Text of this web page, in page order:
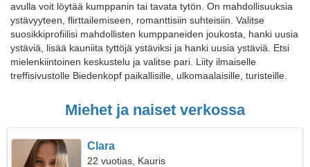
avulla voit löytää kumppanin tai tavata tytön. On mahdollisuuksia
ystävyyteen, flirttailemiseen, romanttisiin suhteisiin. Valitse
suosikkiprofiilisi mahdollisten kumppaneiden joukosta, hanki uusia
ystäviä, lisää kauniita tyttöjä ystäviksi ja hanki uusia ystäviä. Etsi
mielenkiintoinen keskustelu ja valitse pari. Liity ilmaiselle
treffisivustolle Biedenkopf paikallisille, ulkomaalaisille, turisteille.
Miehet ja naiset verkossa
Clara
22 vuotias, Kauris